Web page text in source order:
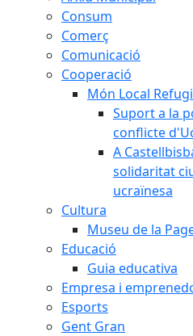
Consum
Comerç
Comunicació
Cooperació
Món Local
Suport a la
conflicte
A
solidaritat
ucraïnesa
Cultura
Museu de la
Educació
Guia educativa
Empresa i
Esports
Gent Gran